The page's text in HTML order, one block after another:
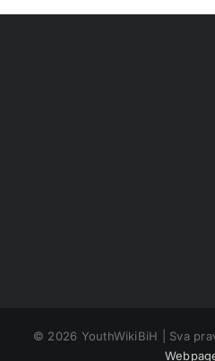
© 2026 YouthWikiBiH | Sva